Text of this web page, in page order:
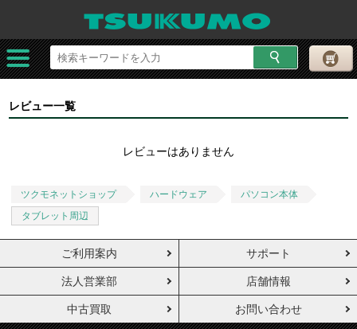
レビュー一覧
レビューはありません
ツクモネットショップ ハードウェア
パソコン本体
タブレット周辺
ご利用案内 サポート
法人営業部 店舗情報
中古買取 お問い合わせ